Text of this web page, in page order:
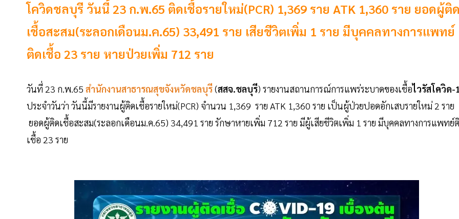
โควิดชลบุรี วันนี้ 23 ก.พ.65 ติดเชื้อรายใหม่(PCR) 1,369 ราย ATK 1,360 ราย ยอดผู้ติ
เชื้อสะสม(ระลอกเดือนม.ค.65) 33,491 ราย เสียชีวิตเพิ่ม 1 ราย มีบุคคลทางการแพทย์
ติดเชื้อ 23 ราย หายป่วยเพิ่ม 712 ราย
วันที่ 23 ก.พ.65 สำนักงานสาธารณสุขจังหวัดชลบุรี(สสจ.ชลบุรี) รายงานสถานการณ์การแพร่ระบาดของเชื้อไวรัสโควิด-
ประจำวันว่า วันนี้มีรายงานผู้ติดเชื้อรายใหม่(PCR) จำนวน 1,369 ราย ATK 1,360 ราย เป็นผู้ป่วยปอดอักเสบรายใหม่ 2 ราย
ยอดผู้ติดเชื้อสะสม(ระลอกเดือนม.ค.65) 34,491 ราย รักษาหายเพิ่ม 712 ราย มีผู้เสียชีวิตเพิ่ม 1 ราย มีบุคคลทางการแพทย์
เชื้อ 23 ราย